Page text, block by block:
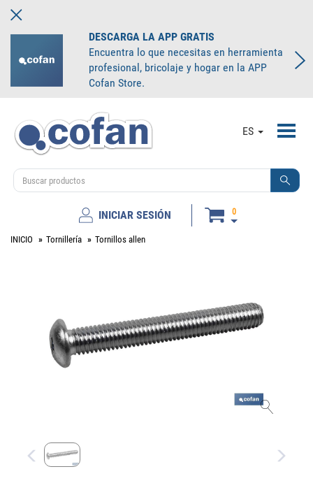
DESCARGA LA APP GRATIS
Encuentra lo que necesitas en herramienta
profesional, bricolaje y hogar en la APP
Cofan Store.
ES
INICIAR SESIÓN 0
INICIO Tornillería Tornillos allen